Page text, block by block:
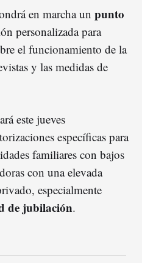
en marcha un punto
personalizada para
el funcionamiento de la
y las medidas de
este jueves
específicas para
familiares con bajos
con una elevada
especialmente
de jubilación.